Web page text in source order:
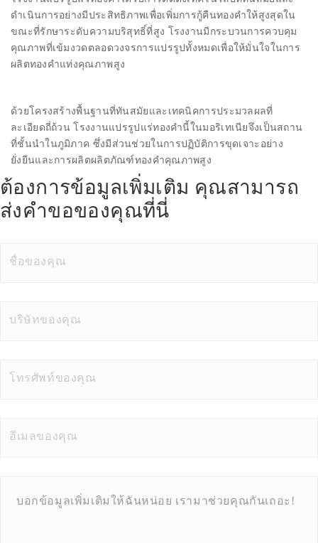
ดำเนินการอย่างมีประสิทธิภาพเพื่อเพิ่มการกู้คืนทองคำให้สูงสุดใน
ขณะที่รักษาระดับความบริสุทธิ์ที่สูง โรงงานมีกระบวนการควบคุม
คุณภาพที่เข้มงวดตลอดวงจรการแปรรูปทั้งหมดเพื่อให้มั่นใจในการ
ผลิตทองคำแท่งคุณภาพสูง
ด้วยโครงสร้างพื้นฐานที่ทันสมัยและเทคนิคการประมวลผลที่
ละเอียดถี่ถ้วน โรงงานแปรรูปแร่ทองคำนี้ในมอริเทเนียจึงเป็นสถาน
ที่ชั้นนำในภูมิภาค ซึ่งมีส่วนช่วยในการปฏิบัติการขุดเจาะอย่าง
ยั่งยืนและการผลิตผลิตภัณฑ์ทองคำคุณภาพสูง
ต้องการข้อมูลเพิ่มเติม คุณสามารถ
ส่งคำขอของคุณที่นี่